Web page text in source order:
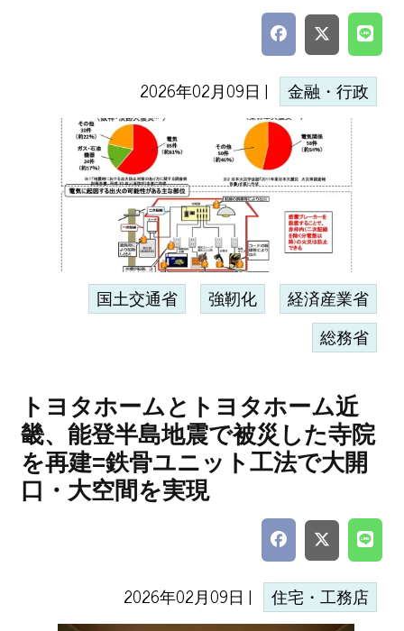
2026年02月09日 | 金融・行政
国土交通省 強靭化 経済産業省
総務省
トヨタホームとトヨタホーム近
畿、能登半島地震で被災した寺院
を再建=鉄骨ユニット工法で大開
口・大空間を実現
2026年02月09日 | 住宅・工務店